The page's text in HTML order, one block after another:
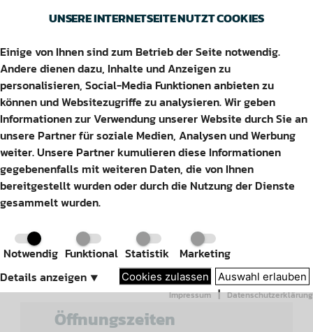
UNSERE INTERNETSEITE NUTZT COOKIES
Einige von Ihnen sind zum Betrieb der Seite notwendig.
Andere dienen dazu, Inhalte und Anzeigen zu
personalisieren, Social-Media Funktionen anbieten zu
können und Websitezugriffe zu analysieren. Wir geben
Informationen zur Verwendung unserer Website durch Sie an
unsere Partner für soziale Medien, Analysen und Werbung
weiter. Unsere Partner kumulieren diese Informationen
gegebenenfalls mit weiteren Daten, die von Ihnen
bereitgestellt wurden oder durch die Nutzung der Dienste
gesammelt wurden.
Notwendig Funktional Statistik Marketing
Cookies zulassen Auswahl erlauben
Details anzeigen ⯆
Impressum | Datenschutzerklärung
WENNIGSEN
Adresse
Degerser Straße 19a
Kontakt
Tel: 05103 6704444
Öffnungszeiten